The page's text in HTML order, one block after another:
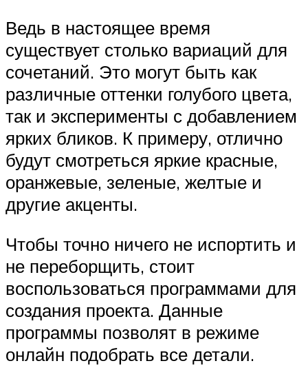
Ведь в настоящее время
существует столько вариаций для
сочетаний. Это могут быть как
различные оттенки голубого цвета,
так и эксперименты с добавлением
ярких бликов. К примеру, отлично
будут смотреться яркие красные,
оранжевые, зеленые, желтые и
другие акценты.
Чтобы точно ничего не испортить и
не переборщить, стоит
воспользоваться программами для
создания проекта. Данные
программы позволят в режиме
онлайн подобрать все детали.